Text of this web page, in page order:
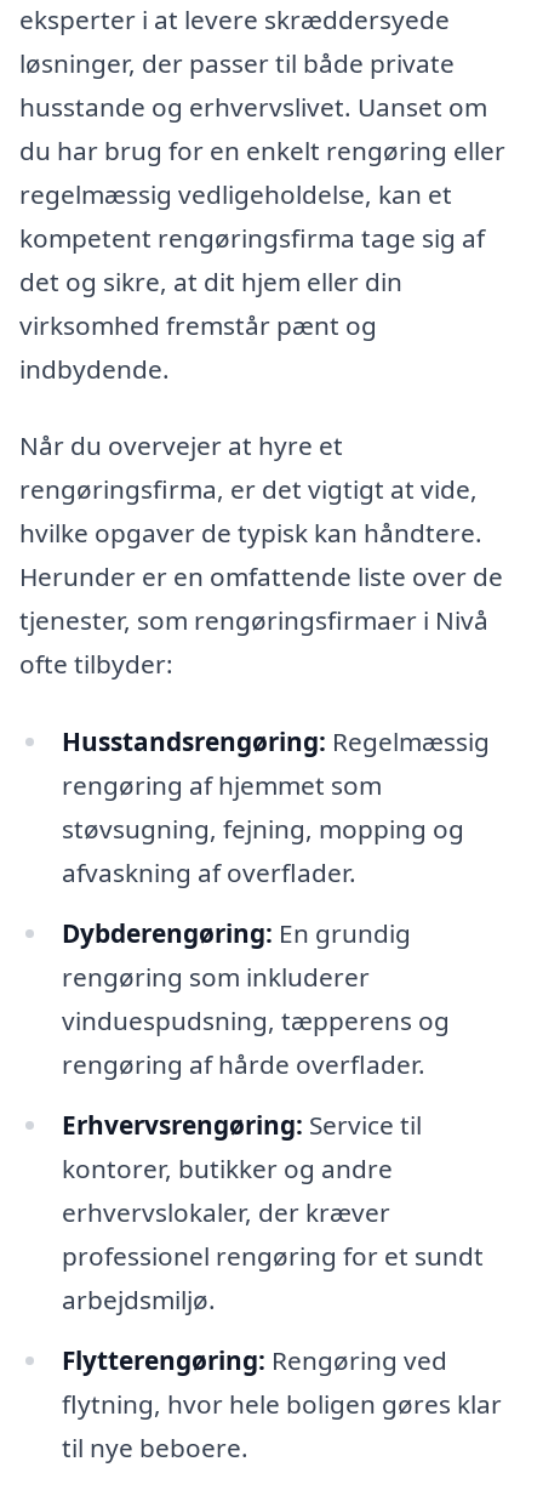
eksperter i at levere skræddersyede
løsninger, der passer til både private
husstande og erhvervslivet. Uanset om
du har brug for en enkelt rengøring eller
regelmæssig vedligeholdelse, kan et
kompetent rengøringsfirma tage sig af
det og sikre, at dit hjem eller din
virksomhed fremstår pænt og
indbydende.
Når du overvejer at hyre et
rengøringsfirma, er det vigtigt at vide,
hvilke opgaver de typisk kan håndtere.
Herunder er en omfattende liste over de
tjenester, som rengøringsfirmaer i Nivå
ofte tilbyder:
Husstandsrengøring: Regelmæssig
rengøring af hjemmet som
støvsugning, fejning, mopping og
afvaskning af overflader.
Dybderengøring: En grundig
rengøring som inkluderer
vinduespudsning, tæpperens og
rengøring af hårde overflader.
Erhvervsrengøring: Service til
kontorer, butikker og andre
erhvervslokaler, der kræver
professionel rengøring for et sundt
arbejdsmiljø.
Flytterengøring: Rengøring ved
flytning, hvor hele boligen gøres klar
til nye beboere.